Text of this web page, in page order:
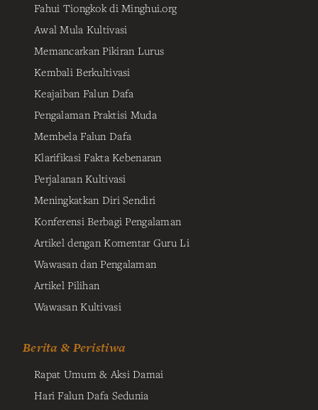
Fahui Tiongkok di Minghui.org
Awal Mula Kultivasi
Memancarkan Pikiran Lurus
Kembali Berkultivasi
Keajaiban Falun Dafa
Pengalaman Praktisi Muda
Membela Falun Dafa
Klarifikasi Fakta Kebenaran
Perjalanan Kultivasi
Meningkatkan Diri Sendiri
Konferensi Berbagi Pengalaman
Artikel dengan Komentar Guru Li
Wawasan dan Pengalaman
Artikel Pilihan
Wawasan Kultivasi
Berita & Peristiwa
Rapat Umum & Aksi Damai
Hari Falun Dafa Sedunia